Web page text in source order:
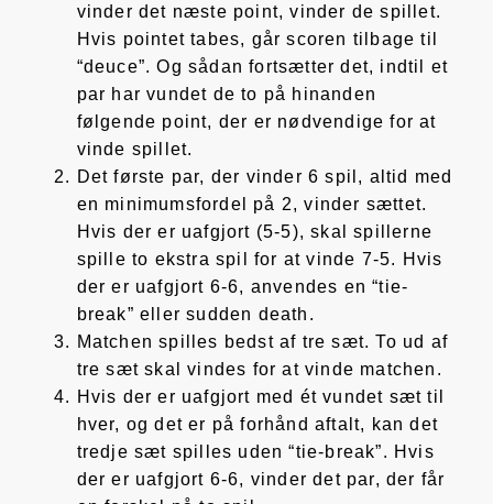
vinder det næste point, vinder de spillet.
Hvis pointet tabes, går scoren tilbage til
“deuce”. Og sådan fortsætter det, indtil et
par har vundet de to på hinanden
følgende point, der er nødvendige for at
vinde spillet.
Det første par, der vinder 6 spil, altid med
en minimumsfordel på 2, vinder sættet.
Hvis der er uafgjort (5-5), skal spillerne
spille to ekstra spil for at vinde 7-5. Hvis
der er uafgjort 6-6, anvendes en “tie-
break” eller sudden death.
Matchen spilles bedst af tre sæt. To ud af
tre sæt skal vindes for at vinde matchen.
Hvis der er uafgjort med ét vundet sæt til
hver, og det er på forhånd aftalt, kan det
tredje sæt spilles uden “tie-break”. Hvis
der er uafgjort 6-6, vinder det par, der får